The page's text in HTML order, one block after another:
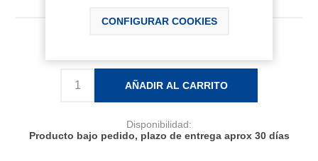
AÑADIR AL CARRITO
Disponibilidad:
Producto bajo pedido, plazo de entrega aprox 30 días
CONFIGURAR COOKIES